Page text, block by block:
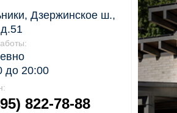
822-78-88
Дзержинское ш.,
до 20:00